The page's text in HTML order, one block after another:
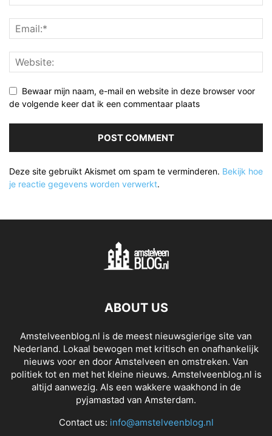
Bewaar mijn naam, e-mail en website in deze browser voor
de volgende keer dat ik een commentaar plaats
Deze site gebruikt Akismet om spam te verminderen. Bekijk hoe
je reactie gegevens worden verwerkt.
ABOUT US
Amstelveenblog.nl is de meest nieuwsgierige site van
Nederland. Lokaal bewogen met kritisch en onafhankelijk
nieuws voor en door Amstelveen en omstreken. Van
politiek tot en met het kleine nieuws. Amstelveenblog.nl is
altijd aanwezig. Als een wakkere waakhond in de
pyjamastad van Amsterdam.
Contact us: info@amstelveenblog.nl